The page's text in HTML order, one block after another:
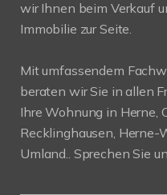
wir Ihnen beim Verkauf
Immobilie zur Seite.
Mit umfassendem
beraten wir Sie in allen
Ihre Wohnung in Herne,
Recklinghausen, Herne-
Umland.. Sprechen Sie